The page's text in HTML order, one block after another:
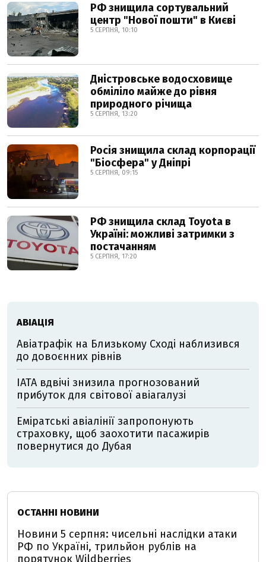
РФ знищила сортувальний
центр "Нової пошти" в Києві
5 СЕРПНЯ, 10:10
Дністровське водосховище
обміліло майже до рівня
природного річища
5 СЕРПНЯ, 13:20
Росія знищила склад корпорації
"Біосфера" у Дніпрі
5 СЕРПНЯ, 09:15
РФ знищила склад Toyota в
Україні: можливі затримки з
постачанням
5 СЕРПНЯ, 17:20
АВІАЦІЯ
Авіатрафік на Близькому Сході наблизився
до довоєнних рівнів
IATA вдвічі знизила прогнозований
прибуток для світової авіагалузі
Еміратські авіалінії запропонують
страховку, щоб заохотити пасажирів
повернутися до Дубая
ОСТАННІ НОВИНИ
Новини 5 серпня: чисельні наслідки атаки
РФ по Україні, трильйон рублів на
порятунок Wildberries